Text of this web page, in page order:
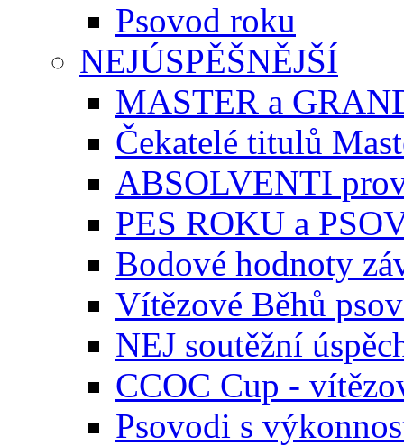
Psovod roku
NEJÚSPĚŠNĚJŠÍ
MASTER a
Čekatelé titulů
ABSOLVENTI
PES ROKU a
Bodové hodnoty
Vítězové Běhů
NEJ soutěžní
CCOC Cup -
Psovodi s